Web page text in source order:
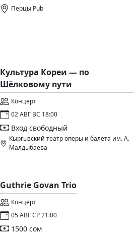
Перцы Pub
Культура Кореи — по
Шёлковому пути
Концерт
02 АВГ ВС 18:00
Вход свободный
Кыргызский театр оперы и балета им. А.
Малдыбаева
Guthrie Govan Trio
Концерт
05 АВГ СР 21:00
1500 сом